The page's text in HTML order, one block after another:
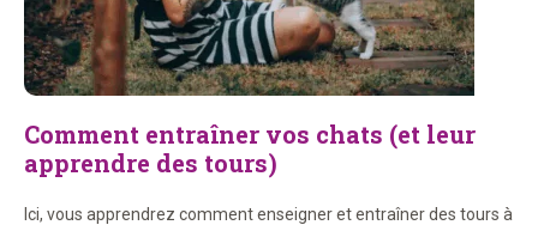
Comment entraîner vos chats (et leur
apprendre des tours)
Ici, vous apprendrez comment enseigner et entraîner des tours à